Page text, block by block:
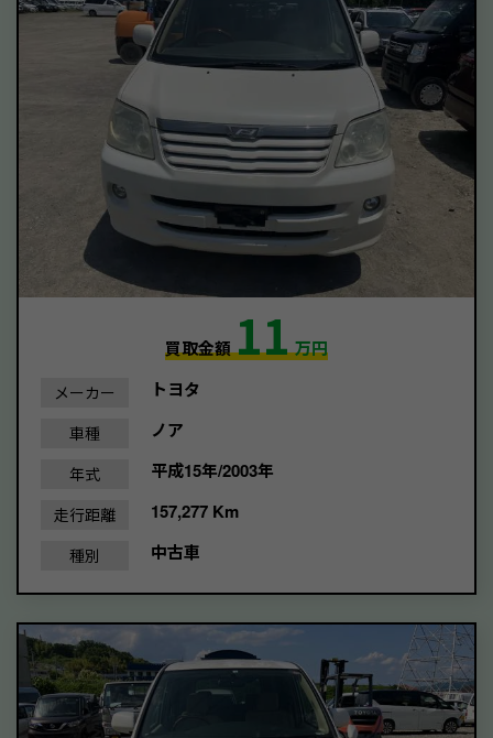
買取金額11万円
メーカー トヨタ
車種 ノア
年式 平成15年/2003年
走行距離 157,277 Km
種別 中古車